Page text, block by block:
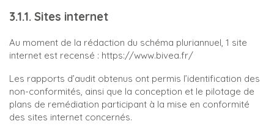
3.1.1. Sites internet
Au moment de la rédaction du schéma pluriannuel, 1 site
internet est recensé : https://www.bivea.fr/
Les rapports d’audit obtenus ont permis l’identification des
non-conformités, ainsi que la conception et le pilotage de
plans de remédiation participant à la mise en conformité
des sites internet concernés.